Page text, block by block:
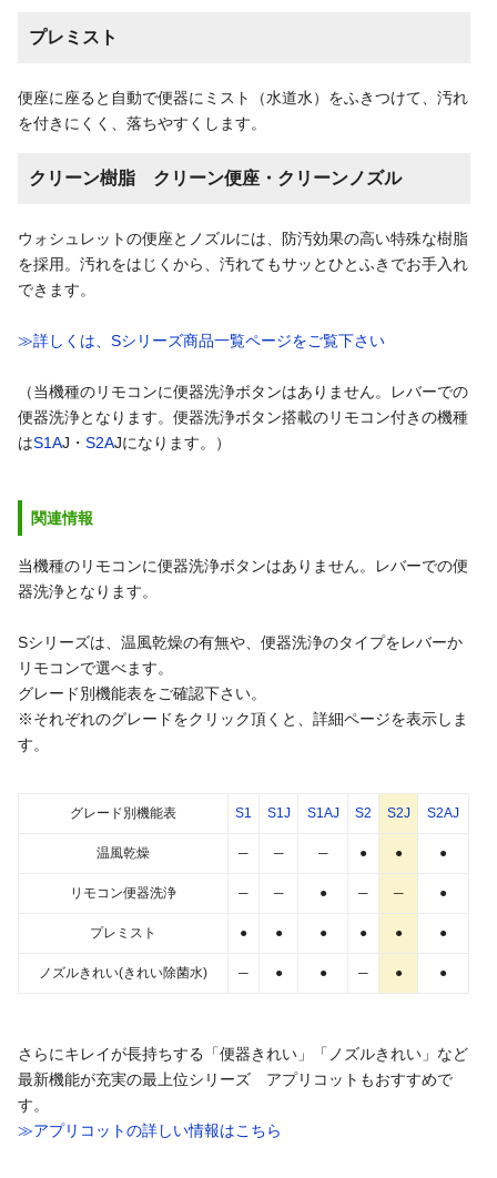
プレミスト
便座に座ると自動で便器にミスト（水道水）をふきつけて、汚れ
を付きにくく、落ちやすくします。
クリーン樹脂 クリーン便座・クリーンノズル
ウォシュレットの便座とノズルには、防汚効果の高い特殊な樹脂
を採用。汚れをはじくから、汚れてもサッとひとふきでお手入れ
できます。
≫詳しくは、Sシリーズ商品一覧ページをご覧下さい
（当機種のリモコンに便器洗浄ボタンはありません。レバーでの
便器洗浄となります。便器洗浄ボタン搭載のリモコン付きの機種
はS1AJ・ S2AJになります。）
関連情報
当機種のリモコンに便器洗浄ボタンはありません。レバーでの便
器洗浄となります。
Sシリーズは、温風乾燥の有無や、便器洗浄のタイプをレバーか
リモコンで選べます。
グレード別機能表をご確認下さい。
※それぞれのグレードをクリック頂くと、詳細ページを表示しま
す。
グレード別機能表 S1 S1J S1AJ S2 S2J S2AJ
温風乾燥 ─ ─ ─ ● ● ●
リモコン便器洗浄 ─ ─ ● ─ ─ ●
プレミスト ● ● ● ● ● ●
ノズルきれい(きれい除菌水) ─ ● ● ─ ● ●
さらにキレイが長持ちする「便器きれい」「ノズルきれい」など
最新機能が充実の最上位シリーズ アプリコットもおすすめで
す。
≫アプリコットの詳しい情報はこちら